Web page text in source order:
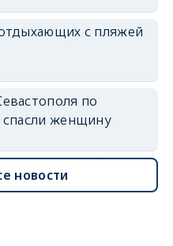
с пляжей
по
спасли женщину
новости